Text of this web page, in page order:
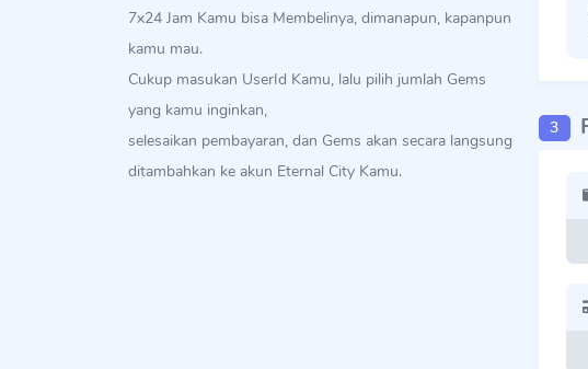
7x24 Jam Kamu bisa Membelinya, dimanapun, kapanpun
kamu mau.
Cukup masukan UserId Kamu, lalu pilih jumlah Gems
yang kamu inginkan,
selesaikan pembayaran, dan Gems akan secara langsung
ditambahkan ke akun Eternal City Kamu.
3